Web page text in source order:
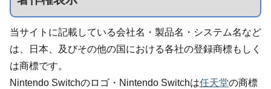
当サイトに記載している会社名・製品名・システム名など
は、日本、及びその他の国における各社の登録商標もしく
は商標です。
Nintendo Switchのロゴ・Nintendo Switchは任天堂の商標